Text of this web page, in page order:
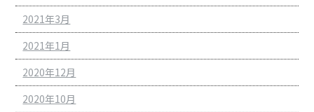
2021年3月
2021年1月
2020年12月
2020年10月